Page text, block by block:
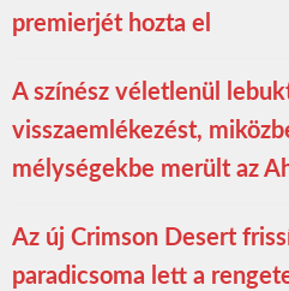
premierjét hozta el
A színész véletlenül
visszaemlékezést,
mélységekbe merült az
Az új Crimson Desert
paradicsoma lett a